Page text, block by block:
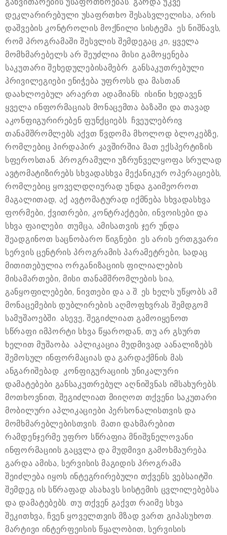
განვითარების უსაფრთხოებას. გარდა უკვე
დეკლარირებული უსაფრთხო შესასვლელისა, არის
დაშვების კონტროლის მოქნილი სისტემა. ეს ნიშნავს,
რომ პროგრამაში შესვლის შემდეგაც კი, ყველა
მომხმარებელს არ შეუძლია მისი გამოყენება
საკუთარი შეხედულებისამებრ. განსაკუთრებული
პრივილეგიები ენიჭება უფროსს და მასთან
დაახლოებულ არაერთ ადამიანს. ისინი ხედავენ
ყველა ინფორმაციას მონაცემთა ბაზაში და თავად
აკონფიგურირებენ ფუნქციებს. ჩვეულებრივ
თანამშრომლებს აქვთ წვდომა მხოლოდ ბლოკებზე,
რომლებიც პირდაპირ კავშირშია მათ ექსპერტიზის
სფეროსთან. პროგრამული უზრუნველყოფა სრულად
ავტომატიზირებს სხვადასხვა მექანიკურ ოპერაციებს,
რომლებიც ყოველდღიურად უნდა გაიმეოროთ.
მაგალითად, აქ ავტომატურად იქმნება სხვადასხვა
ფორმები, ქვითრები, კონტრაქტები, ინვოისები და
სხვა ფაილები. თუმცა, ამისათვის ჯერ უნდა
შეადგინოთ საცნობარო წიგნები. ეს არის ერთგვარი
სერვის ცენტრის პროგრამის პარამეტრები, სადაც
მითითებულია ორგანიზაციის ფილიალების
მისამართები, მისი თანამშრომლების სია,
განყოფილებები, ნივთები და ა.შ. ეს ხელს უწყობს ამ
მონაცემების დუბლირების აღმოფხვრას შემდგომ
სამუშაოებში. ასევე, შეგიძლიათ გამოიყენოთ
სწრაფი იმპორტი სხვა წყაროდან, თუ არ გსურთ
ხელით მუშაობა. აპლიკაცია მუდმივად აანალიზებს
შემოსულ ინფორმაციას და გარდაქმნის მას
ანგარიშებად. კონფიგურაციის უნიკალური
დამატებები განსაკუთრებულ აღნიშვნას იმსახურებს.
მოთხოვნით, შეგიძლიათ მიიღოთ თქვენი საკუთარი
მობილური აპლიკაციები პერსონალისთვის და
მომხმარებლებისთვის. მათი დახმარებით
რამდენჯერმე უფრო სწრაფია მნიშვნელოვანი
ინფორმაციის გაცვლა და მუდმივი გამოხმაურება.
გარდა ამისა, სერვისის მაგიდის პროგრამა
შეიძლება იყოს ინტეგრირებული თქვენს ვებსაიტში.
შემდეგ ის სწრაფად ასახავს სისტემის ცვლილებებსა
და დამატებებს. თუ თქვენ გაქვთ რაიმე სხვა
შეკითხვა, ჩვენ ყოველთვის მზად ვართ გიპასუხოთ.
მარტივი ინტერფეისის წყალობით, სერვისის